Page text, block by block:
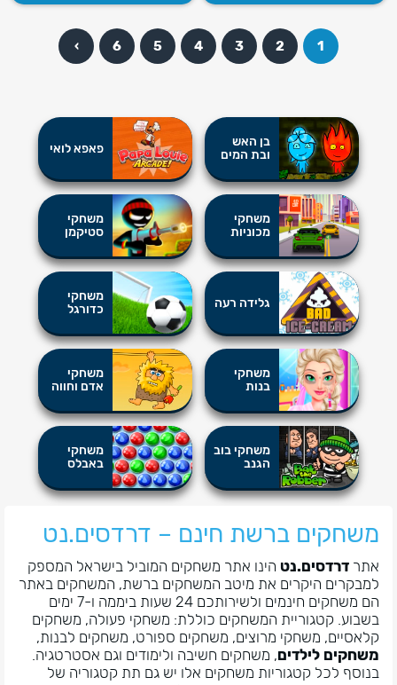
1
2
3
4
5
6
›
בן האש
ובת המים
פאפא לואי
משחקי
מכוניות
משחקי
סטיקמן
גלידה רעה
משחקי
כדורגל
משחקי
בנות
משחקי
אדם וחווה
משחקי בוב
הגנב
משחקי
באבלס
משחקים ברשת חינם – דרדסים.נט
אתר דרדסים.נט הינו אתר משחקים המוביל בישראל המספק
למבקרים היקרים את מיטב המשחקים ברשת, המשחקים באתר
הם משחקים חינמים ולשירותכם 24 שעות ביממה ו-7 ימים
בשבוע. קטגוריית המשחקים כוללת: משחקי פעולה, משחקים
קלאסיים, משחקי מרוצים, משחקים ספורט, משחקים לבנות,
משחקים לילדים, משחקים חשיבה ולימודים וגם אסטרטגיה.
בנוסף לכל קטגוריות משחקים אלו יש גם תת קטגוריה של